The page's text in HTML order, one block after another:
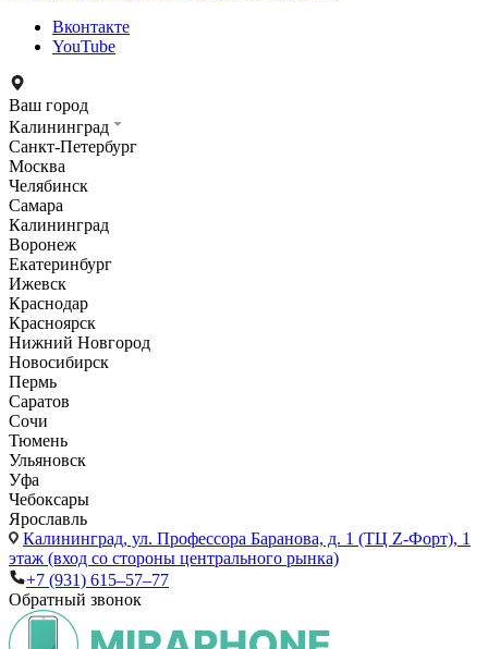
Вконтакте
YouTube
Ваш город
Калининград
Санкт-Петербург
Москва
Челябинск
Самара
Калининград
Воронеж
Екатеринбург
Ижевск
Краснодар
Красноярск
Нижний Новгород
Новосибирск
Пермь
Саратов
Сочи
Тюмень
Ульяновск
Уфа
Чебоксары
Ярославль
Калининград, ул. Профессора Баранова, д. 1 (ТЦ Z-Форт), 1
этаж (вход со стороны центрального рынка)
+7 (931) 615‒57‒77
Обратный звонок